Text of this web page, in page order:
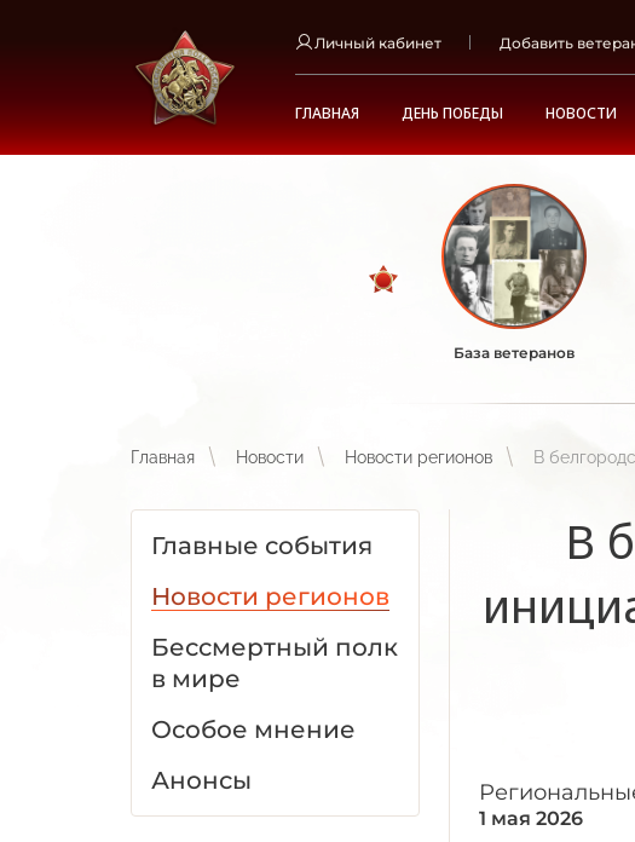
Личный кабинет Добавить
ГЛАВНАЯ ДЕНЬ ПОБЕДЫ НОВОСТИ
База ветеранов
Главная Новости Новости регионов В
Главные события
Новости регионов
Бессмертный полк
в мире
Особое мнение
Анонсы
В
1 мая 2026